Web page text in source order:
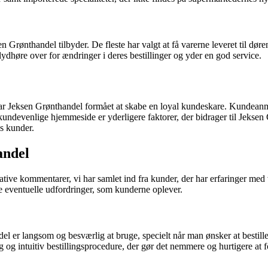
Grønthandel tilbyder. De fleste har valgt at få varerne leveret til
over for ændringer i deres bestillinger og yder en god service.
Grønthandel formået at skabe en loyal kundeskare.
hjemmeside er yderligere faktorer, der bidrager til
kunder.
kommentarer, vi har samlet ind fra kunder, der har erfaringer
udfordringer, som kunderne oplever.
er langsom og besværlig at bruge, specielt når man ønsker at
intuitiv bestillingsprocedure, der gør det nemmere og hurtigere at